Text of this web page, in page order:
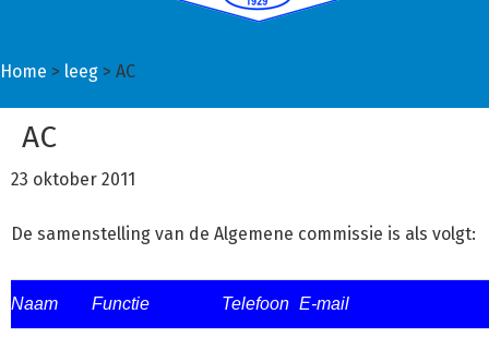
Home > leeg > AC
AC
23 oktober 2011
De samenstelling van de Algemene commissie is als volgt:
Naam Functie Telefoon E-mail